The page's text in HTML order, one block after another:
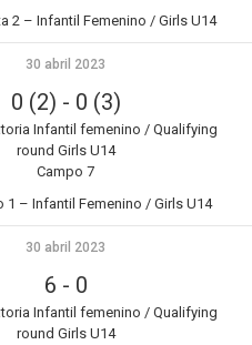
2 – Infantil Femenino / Girls U14
30 abril 2023
0 (2) - 0 (3)
Infantil femenino / Qualifying
round Girls U14
Campo 7
1 – Infantil Femenino / Girls U14
30 abril 2023
6 - 0
Infantil femenino / Qualifying
round Girls U14